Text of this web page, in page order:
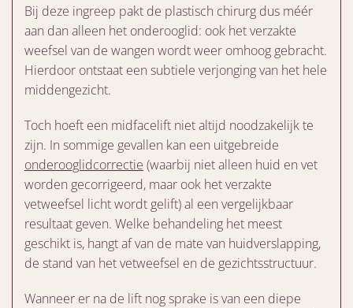
Bij deze ingreep pakt de plastisch chirurg dus méér
aan dan alleen het onderooglid: ook het verzakte
weefsel van de wangen wordt weer omhoog gebracht.
Hierdoor ontstaat een subtiele verjonging van het hele
middengezicht.
Toch hoeft een midfacelift niet altijd noodzakelijk te
zijn. In sommige gevallen kan een uitgebreide
onderooglidcorrectie (waarbij niet alleen huid en vet
worden gecorrigeerd, maar ook het verzakte
vetweefsel licht wordt gelift) al een vergelijkbaar
resultaat geven. Welke behandeling het meest
geschikt is, hangt af van de mate van huidverslapping,
de stand van het vetweefsel en de gezichtsstructuur.
Wanneer er na de lift nog sprake is van een diepe